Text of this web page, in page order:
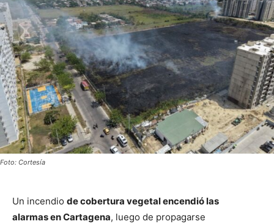
Foto: Cortesía
Un incendio de cobertura vegetal encendió las
alarmas en Cartagena, luego de propagarse